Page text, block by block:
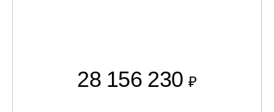
28 156 230₽